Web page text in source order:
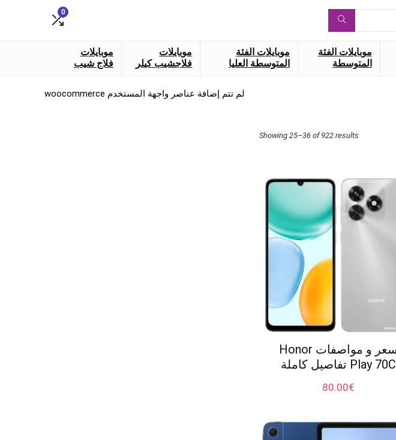
0
موبايلات الفئة
المتوسطة
موبايلات الفئة
المتوسطة العليا
موبايلات
فلاجشيب كيلر
موبايلات
فلاج شيب
Showing 25–36 of 922 results
Sorted
سعر و مواصفات Honor
Play 70C تفاصيل كاملة
€
80.00
لم تتم إضافة عناصر واجهة المستخدم woocommerce